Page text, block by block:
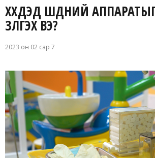
ХҮҮХДЭД ШҮДНИЙ
ЗҮҮЛГЭХ ВЭ?
2023 он 02 сар 7